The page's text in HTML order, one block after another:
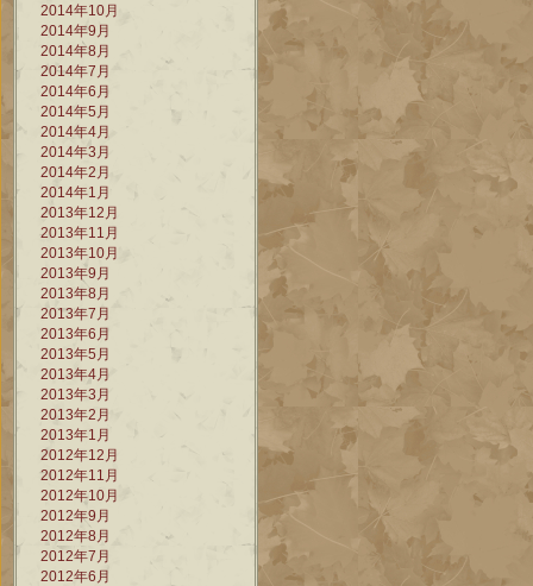
2014年10月
2014年9月
2014年8月
2014年7月
2014年6月
2014年5月
2014年4月
2014年3月
2014年2月
2014年1月
2013年12月
2013年11月
2013年10月
2013年9月
2013年8月
2013年7月
2013年6月
2013年5月
2013年4月
2013年3月
2013年2月
2013年1月
2012年12月
2012年11月
2012年10月
2012年9月
2012年8月
2012年7月
2012年6月